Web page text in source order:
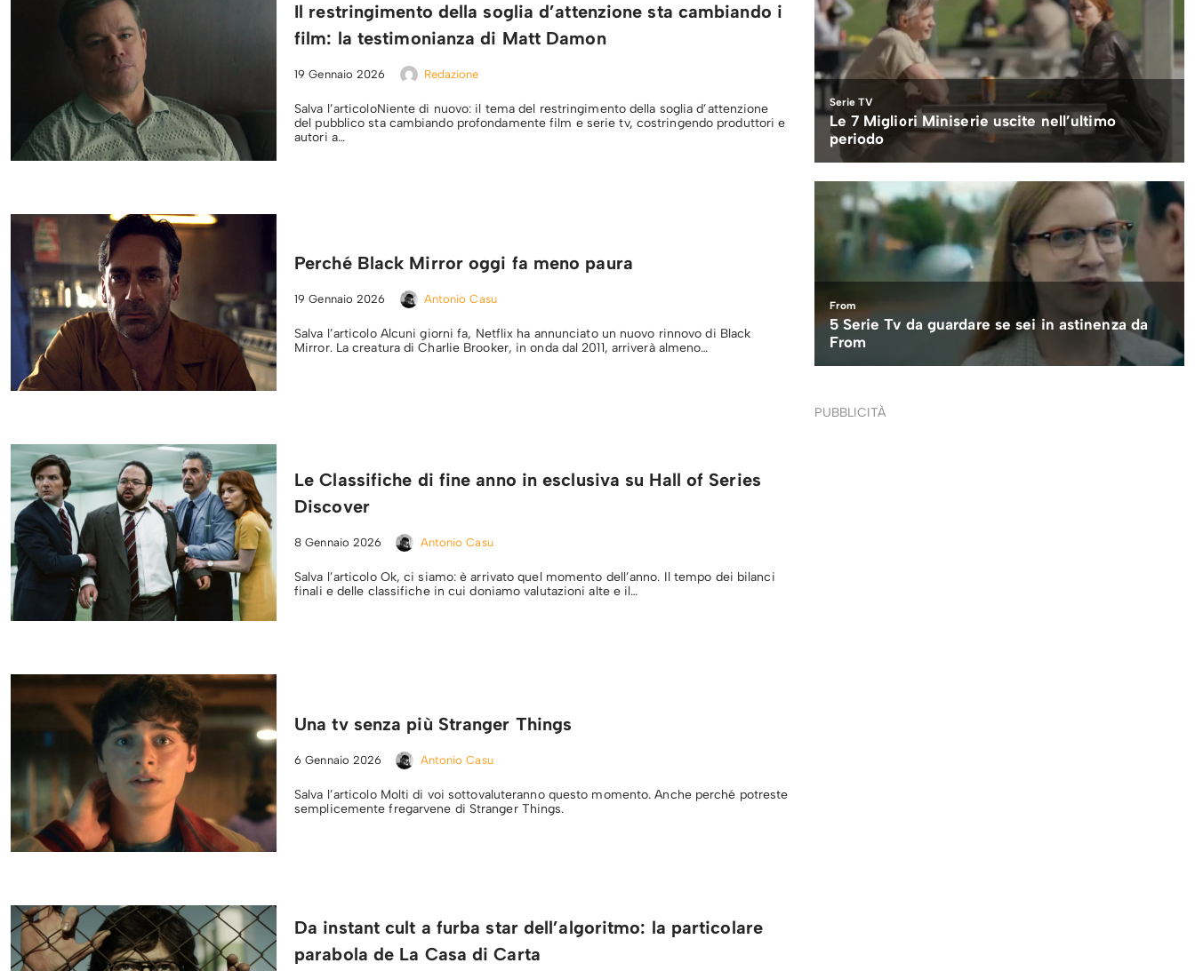
Il restringimento della soglia d’attenzione sta cambiando i
film: la testimonianza di Matt Damon
19 Gennaio 2026 Redazione
Salva l’articoloNiente di nuovo: il tema del restringimento della soglia d’attenzione
del pubblico sta cambiando profondamente film e serie tv, costringendo produttori e
autori a…
Perché Black Mirror oggi fa meno paura
19 Gennaio 2026 Antonio Casu
Salva l’articolo Alcuni giorni fa, Netflix ha annunciato un nuovo rinnovo di Black
Mirror. La creatura di Charlie Brooker, in onda dal 2011, arriverà almeno…
Le Classifiche di fine anno in esclusiva su Hall of Series
Discover
8 Gennaio 2026 Antonio Casu
Salva l’articolo Ok, ci siamo: è arrivato quel momento dell’anno. Il tempo dei bilanci
finali e delle classifiche in cui doniamo valutazioni alte e il…
Una tv senza più Stranger Things
6 Gennaio 2026 Antonio Casu
Salva l’articolo Molti di voi sottovaluteranno questo momento. Anche perché potreste
semplicemente fregarvene di Stranger Things.
Da instant cult a furba star dell’algoritmo: la particolare
parabola de La Casa di Carta
PUBBLICITÀ